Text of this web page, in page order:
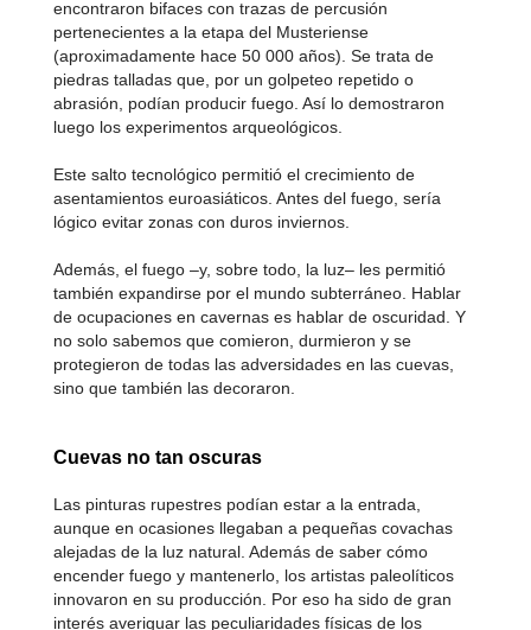
encontraron bifaces con trazas de percusión
pertenecientes a la etapa del Musteriense
(aproximadamente hace 50 000 años). Se trata de
piedras talladas que, por un golpeteo repetido o
abrasión, podían producir fuego. Así lo demostraron
luego los experimentos arqueológicos.
Este salto tecnológico permitió el crecimiento de
asentamientos euroasiáticos. Antes del fuego, sería
lógico evitar zonas con duros inviernos.
Además, el fuego –y, sobre todo, la luz– les permitió
también expandirse por el mundo subterráneo. Hablar
de ocupaciones en cavernas es hablar de oscuridad. Y
no solo sabemos que comieron, durmieron y se
protegieron de todas las adversidades en las cuevas,
sino que también las decoraron.
Cuevas no tan oscuras
Las pinturas rupestres podían estar a la entrada,
aunque en ocasiones llegaban a pequeñas covachas
alejadas de la luz natural. Además de saber cómo
encender fuego y mantenerlo, los artistas paleolíticos
innovaron en su producción. Por eso ha sido de gran
interés averiguar las peculiaridades físicas de los